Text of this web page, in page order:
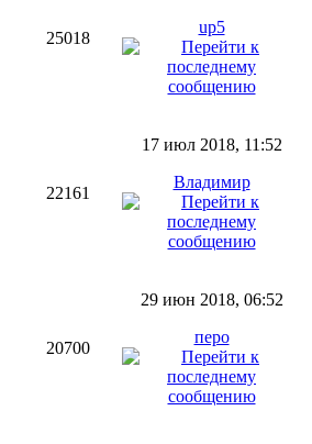
25018
up5
22161
17 июл 2018, 11:52
Владимир
20700
29 июн 2018, 06:52
перо